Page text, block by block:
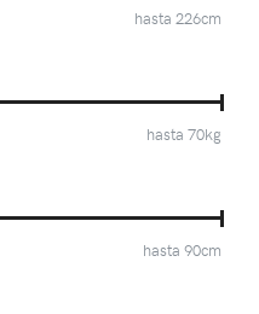
hasta 226cm
hasta 70kg
hasta 90cm